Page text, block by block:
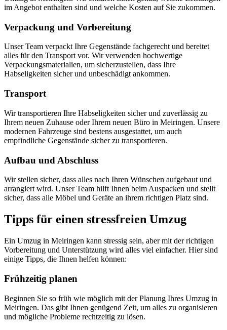
im Angebot enthalten sind und welche Kosten auf Sie zukommen.
Verpackung und Vorbereitung
Unser Team verpackt Ihre Gegenstände fachgerecht und bereitet
alles für den Transport vor. Wir verwenden hochwertige
Verpackungsmaterialien, um sicherzustellen, dass Ihre
Habseligkeiten sicher und unbeschädigt ankommen.
Transport
Wir transportieren Ihre Habseligkeiten sicher und zuverlässig zu
Ihrem neuen Zuhause oder Ihrem neuen Büro in Meiringen. Unsere
modernen Fahrzeuge sind bestens ausgestattet, um auch
empfindliche Gegenstände sicher zu transportieren.
Aufbau und Abschluss
Wir stellen sicher, dass alles nach Ihren Wünschen aufgebaut und
arrangiert wird. Unser Team hilft Ihnen beim Auspacken und stellt
sicher, dass alle Möbel und Geräte an ihrem richtigen Platz sind.
Tipps für einen stressfreien Umzug
Ein Umzug in Meiringen kann stressig sein, aber mit der richtigen
Vorbereitung und Unterstützung wird alles viel einfacher. Hier sind
einige Tipps, die Ihnen helfen können:
Frühzeitig planen
Beginnen Sie so früh wie möglich mit der Planung Ihres Umzug in
Meiringen. Das gibt Ihnen genügend Zeit, um alles zu organisieren
und mögliche Probleme rechtzeitig zu lösen.